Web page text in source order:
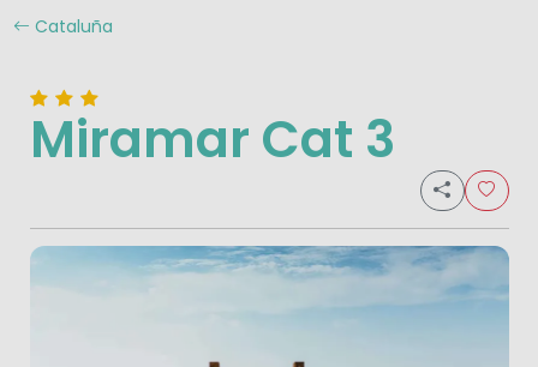
Cataluña
Miramar Cat 3